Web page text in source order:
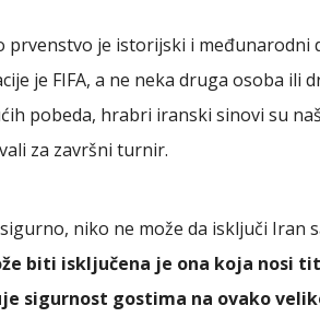
prvenstvo je istorijski i međunarodni
je FIFA, a ne neka druga osoba ili
pobeda, hrabri iranski sinovi su
za završni turnir.
niko ne može da isključi Iran
biti isključena je ona koja nosi
sigurnost gostima na ovako